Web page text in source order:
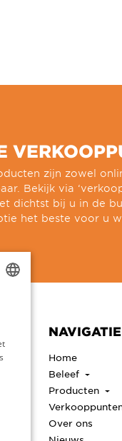
zijn zowel
Bekijk via
dichtst bij u in de
het beste voor u
NAVIGATIE
Home
Beleef
Producten
Over ons